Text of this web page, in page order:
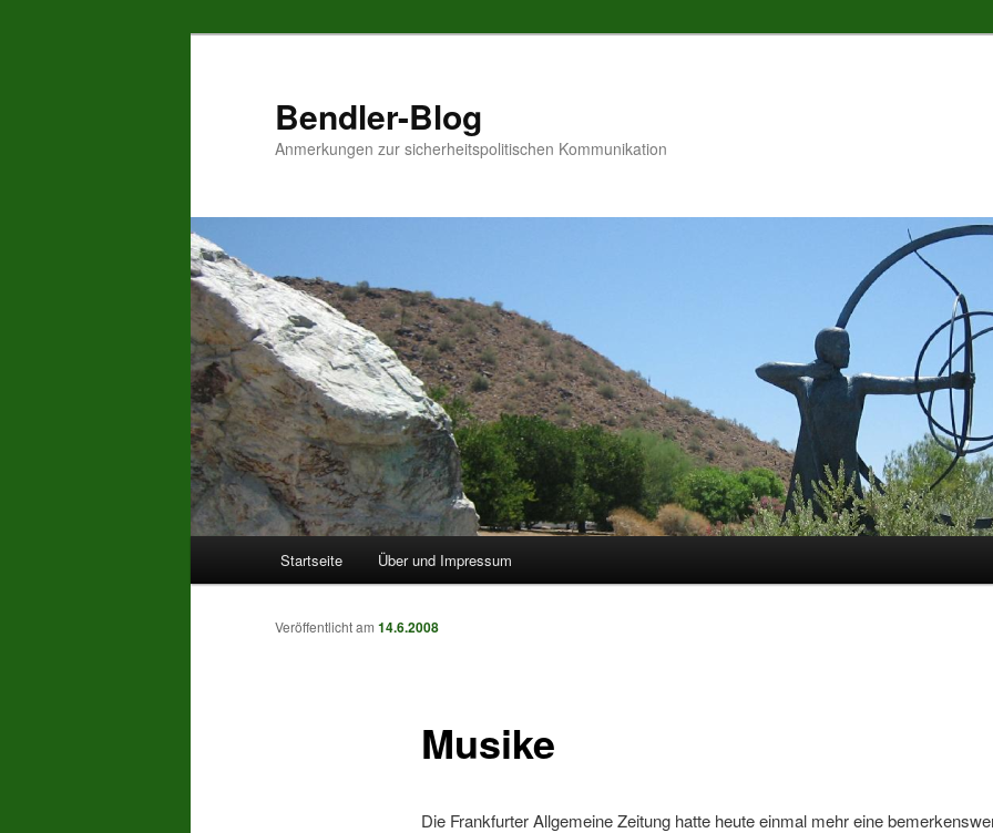
Bendler-Blog
Anmerkungen zur sicherheitspolitischen Kommunikation
Startseite Über und Impressum
Musike
Veröffentlicht am 14.6.2008
Die Frankfurter Allgemeine Zeitung hatte heute einmal mehr eine